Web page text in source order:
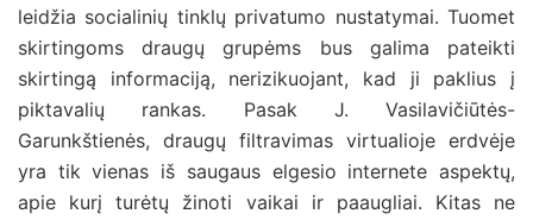
leidžia socialinių tinklų privatumo nustatymai. Tuomet
skirtingoms draugų grupėms bus galima pateikti
skirtingą informaciją, nerizikuojant, kad ji paklius į
piktavalių rankas. Pasak J. Vasilavičiūtės-
Garunkštienės, draugų filtravimas virtualioje erdvėje
yra tik vienas iš saugaus elgesio internete aspektų,
apie kurį turėtų žinoti vaikai ir paaugliai. Kitas ne